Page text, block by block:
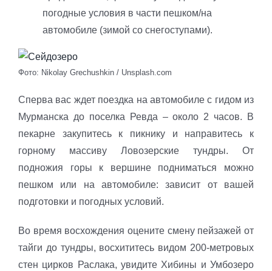
погодные условия в части пешком/на
автомобиле (зимой со снегоступами).
Фото: Nikolay Grechushkin / Unsplash.com
Сперва вас ждет поездка на автомобиле с гидом из
Мурманска до поселка Ревда – около 2 часов. В
пекарне закупитесь к пикнику и направитесь к
горному массиву Ловозерские тундры. От
подножия горы к вершине подниматься можно
пешком или на автомобиле: зависит от вашей
подготовки и погодных условий.
Во время восхождения оцените смену пейзажей от
тайги до тундры, восхититесь видом 200-метровых
стен цирков Раслака, увидите Хибины и Умбозеро